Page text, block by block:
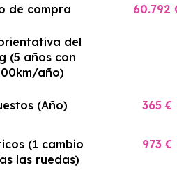
de compra 60.792
del
(5 años con
año)
(Año) 365 €
(1 cambio
las ruedas)
973 €